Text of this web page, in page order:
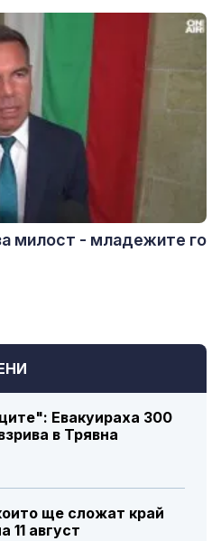
Евакуираха 300
в Трявна
ще сложат край
11 август
милост - младежите го